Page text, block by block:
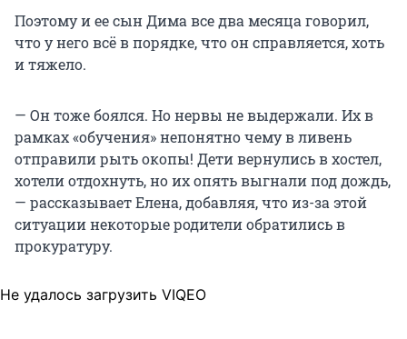
Поэтому и ее сын Дима все два месяца говорил,
что у него всё в порядке, что он справляется, хоть
и тяжело.
— Он тоже боялся. Но нервы не выдержали. Их в
рамках «обучения» непонятно чему в ливень
отправили рыть окопы! Дети вернулись в хостел,
хотели отдохнуть, но их опять выгнали под дождь,
— рассказывает Елена, добавляя, что из-за этой
ситуации некоторые родители обратились в
прокуратуру.
Не удалось загрузить VIQEO